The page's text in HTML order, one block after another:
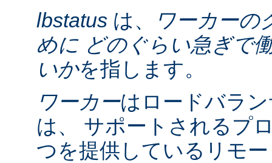
lbstatus は、
ワーカーの
めに どのぐらい急ぎで
いかを指します。
ワーカーはロードバラ
は、 サポートされるプ
つを提供しているリモ